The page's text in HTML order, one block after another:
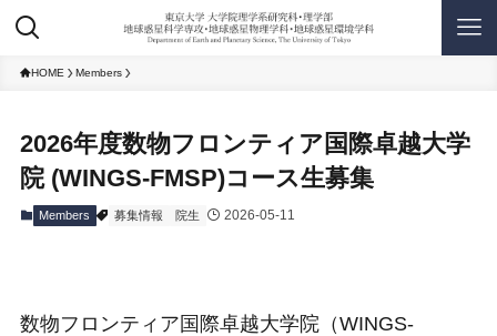
HOME Members
2026年度数物フロンティア国際卓越大学
院 (WINGS-FMSP)コース生募集
Members 募集情報 院生 2026-05-11
数物フロンティア国際卓越大学院（WINGS-